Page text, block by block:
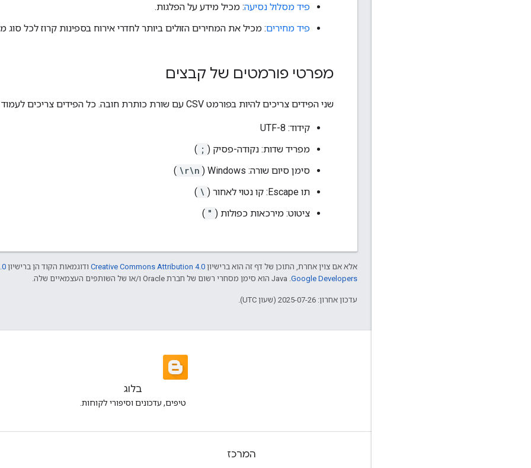
פיד מסלול נסיעה: מכיל מידע על הפלגות.
פיד מחירים: מכיל את המחירים הזולים ביותר לחדרי אירוח בספינות קרוז לכל סוג
מפרטי פורמטים של קבצים
שני הפידים צריכים להיות בפורמט CSV עם שורת כותרת חובה. כל הפידים צריכים לעמוד במפרטים הבאים:
קידוד: UTF-8
מפריד שדות: נקודה-פסיק ( ;
)
סימן סיום שורה: Windows‏ (
\r\n
)
תו Escape: קו נטוי לאחור (
\
)
ציטוט: מירכאות כפולות ( "
)
אלא אם צוין אחרת, התוכן של דף זה הוא ברישיון Creative Commons Attribution 4.0 ודוגמאות הקוד הן ברישיון
Google Developers‏
עדכון אחרון: 2025-07-26 (שעון UTC).
בלוג
טיפים, עדכונים וסיפורי לקוחות.
המרכז